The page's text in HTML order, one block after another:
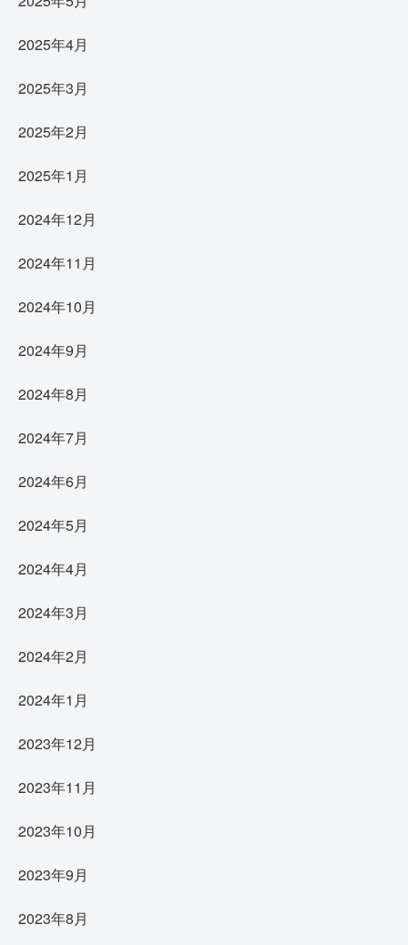
2025年4月
2025年3月
2025年2月
2025年1月
2024年12月
2024年11月
2024年10月
2024年9月
2024年8月
2024年7月
2024年6月
2024年5月
2024年4月
2024年3月
2024年2月
2024年1月
2023年12月
2023年11月
2023年10月
2023年9月
2023年8月